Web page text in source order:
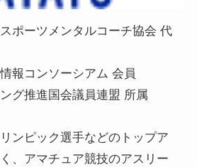
ポーツメンタルコーチ協会 代
報コンソーシアム 会員
グ推進国会議員連盟 所属
ンピック選手などのトップア
、アマチュア競技のアスリー